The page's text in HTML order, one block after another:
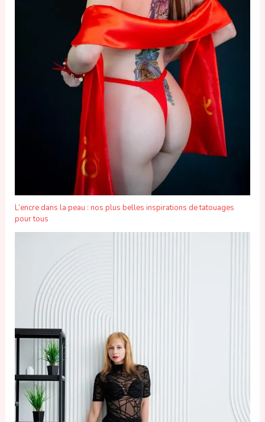
L’encre dans la peau : nos plus belles inspirations de tatouages
pour tous